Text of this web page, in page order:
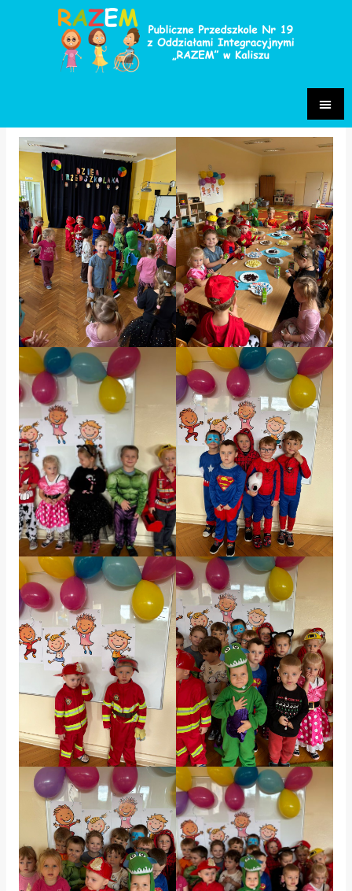
Dzień Przedszkolaka